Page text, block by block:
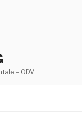
– ODV